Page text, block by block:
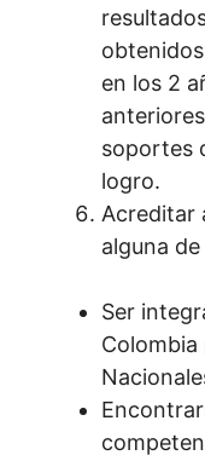
en los 2
soportes
logro.
Acreditar
alguna
Ser